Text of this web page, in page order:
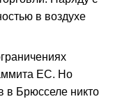
в воздухе
ЕС. Но
в Брюсселе никто